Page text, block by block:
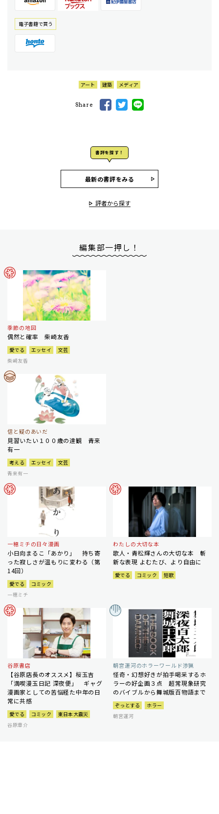
電⼦書籍で買う
アート 建築 メディア
Share
書評を探す！
最新の書評をみる
評者から探す
編集部一押し！
季節の地図
偶然と確率 柴崎友香
愛でる エッセイ
文芸
柴崎友香
信と疑のあいだ
見習いたい１００歳の達観 青来
有一
考える エッセイ
文芸
青来有一
一穂ミチの日々漫画
小日向まるこ「あかり」 持ち寄
った寂しさが温もりに変わる（第
14回）
愛でる
コミック
一穂ミチ
わたしの大切な本
歌人・青松輝さんの大切な本 斬
新な表現 よむたび、より自由に
愛でる コミック 短歌
谷原書店
【谷原店長のオススメ】桜玉吉
「満喫漫玉日記 深夜便」 ギャグ
漫画家としての苦悩経た中年の日
常に共感
愛でる コミック
東日本大震災
谷原章介
朝宮運河のホラーワールド渉猟
怪奇・幻想好きが拍手喝采するホ
ラーの好企画３点 超常現象研究
のバイブルから舞城版百物語まで
ぞっとする
ホラー
朝宮運河